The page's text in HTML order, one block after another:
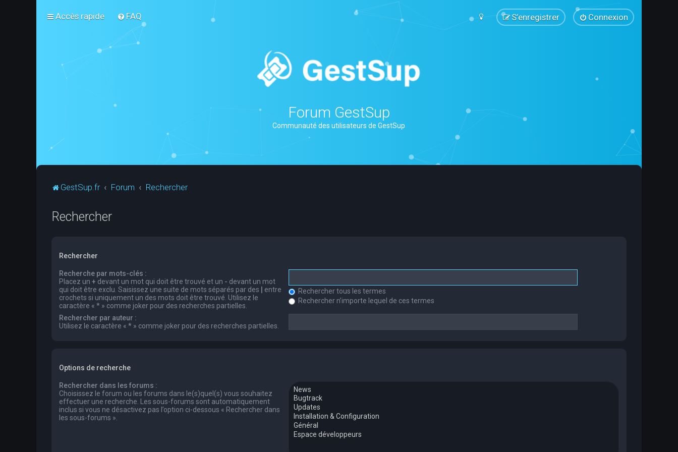
Accès rapide FAQ Connexion
S’enregistrer
Forum GestSup
Communauté des utilisateurs de GestSup
GestSup.fr Forum Rechercher
Rechercher
Rechercher
Recherche par mots-clés :
Placez un + devant un mot qui doit être trouvé et un - devant un mot
qui doit être exclu. Saisissez une suite de mots séparés par des
entre
crochets si uniquement un des mots doit être trouvé. Utilisez le
caractère « * » comme joker pour des recherches partielles.
Rechercher tous les termes
Rechercher n’importe lequel de ces termes
Rechercher par auteur :
Utilisez le caractère « * » comme joker pour des recherches partielles.
Options de recherche
Rechercher dans les forums :
Choisissez le forum ou les forums dans le(s)quel(s) vous souhaitez
effectuer une recherche. Les sous-forums sont automatiquement
inclus si vous ne désactivez pas l’option ci-dessous « Rechercher dans
les sous-forums ».